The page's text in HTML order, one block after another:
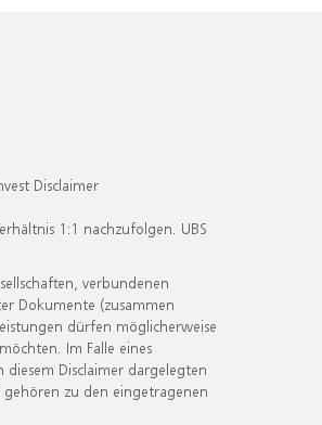
Disclaimer
1:1 nachzufolgen. UBS
verbundenen
Dokumente (zusammen
dürfen möglicherweise
Im Falle eines
Disclaimer dargelegten
zu den eingetragenen